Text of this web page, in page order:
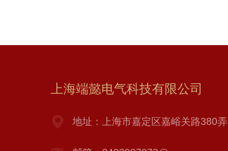
上海端懿电气科技有限公司
地址：上海市嘉定区嘉峪关路380弄